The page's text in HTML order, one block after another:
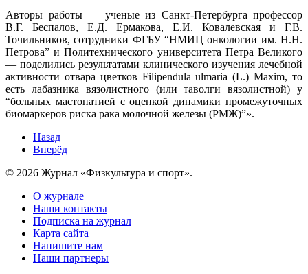
Авторы работы — ученые из Санкт-Петербурга профессор
В.Г. Беспалов, Е.Д. Ермакова, Е.И. Ковалевская и Г.В.
Точильников, сотрудники ФГБУ “НМИЦ онкологии им. Н.Н.
Петрова” и Политехнического университета Петра Великого
— поделились результатами клинического изучения лечебной
активности отвара цветков Filipendula ulmaria (L.) Maxim, то
есть лабазника вязолистного (или таволги вязолистной) у
“больных мастопатией с оценкой динамики промежуточных
биомаркеров риска рака молочной железы (РМЖ)”».
Назад
Вперёд
© 2026 Журнал «Физкультура и спорт».
О журнале
Наши контакты
Подписка на журнал
Карта сайта
Напишите нам
Наши партнеры